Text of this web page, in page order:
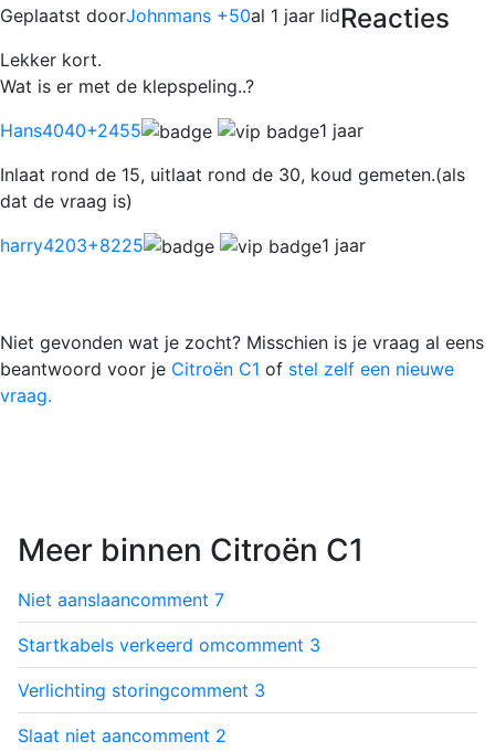
Geplaatst doorJohnmans +50al 1 jaar lidReacties
Lekker kort.
Wat is er met de klepspeling..?
Hans4040+2455
1 jaar
Inlaat rond de 15, uitlaat rond de 30, koud gemeten.(als
dat de vraag is)
harry4203+8225 1 jaar
Niet gevonden wat je zocht? Misschien is je vraag al eens
beantwoord voor je Citroën C1 of stel zelf een nieuwe
vraag.
Meer binnen Citroën C1
Niet aanslaancomment 7
Startkabels verkeerd omcomment 3
Verlichting storingcomment 3
Slaat niet aancomment 2